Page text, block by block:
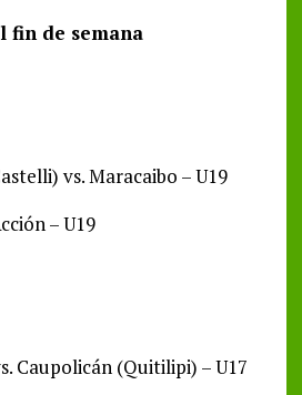
fin de semana
vs. Maracaibo – U19
– U19
Caupolicán (Quitilipi) – U17